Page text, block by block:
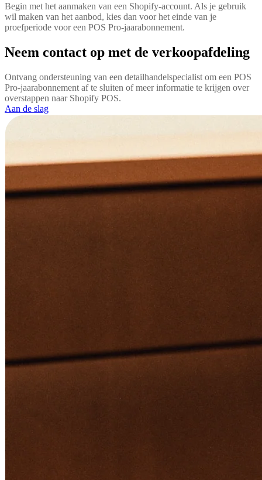
Begin met het aanmaken van een Shopify-account. Als je gebruik
wil maken van het aanbod, kies dan voor het einde van je
proefperiode voor een POS Pro-jaarabonnement.
Neem contact op met de verkoopafdeling
Ontvang ondersteuning van een detailhandelspecialist om een POS
Pro-jaarabonnement af te sluiten of meer informatie te krijgen over
overstappen naar Shopify POS.
Aan de slag